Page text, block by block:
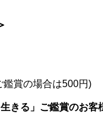
鑑賞の場合は500円)
きる」ご鑑賞のお